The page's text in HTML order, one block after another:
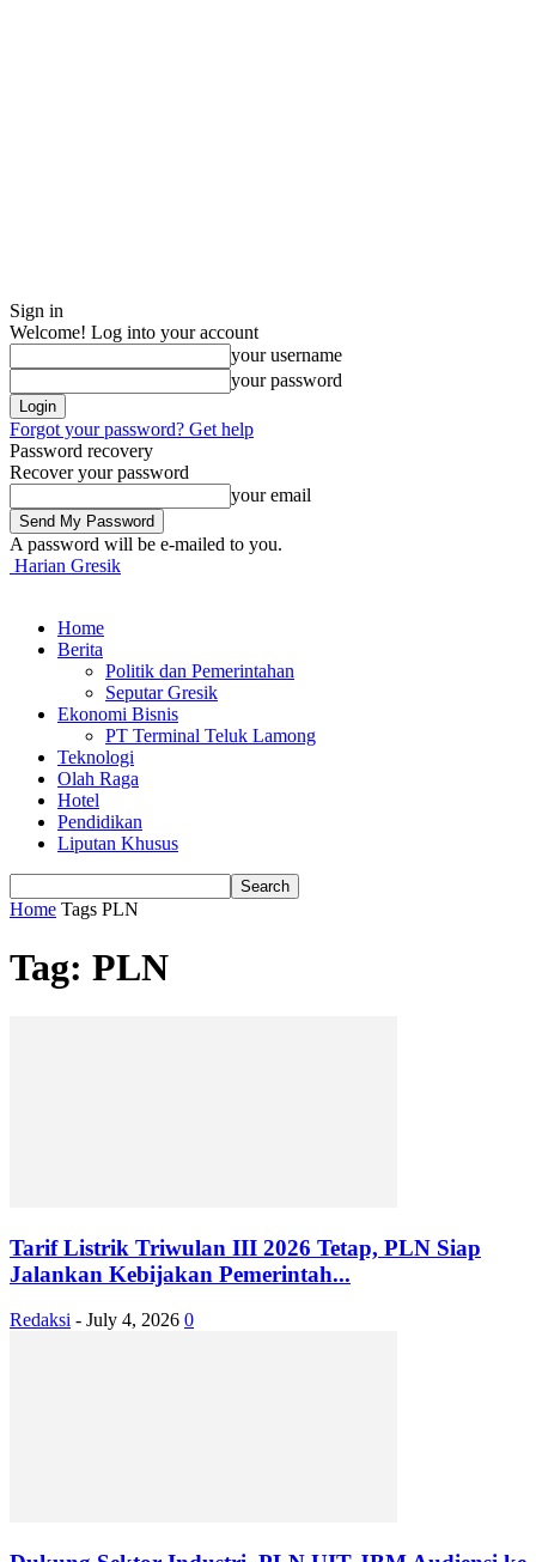
Sign in
Welcome! Log into your account
your username
your password
Forgot your password? Get help
Password recovery
Recover your password
your email
A password will be e-mailed to you.
Harian Gresik
Home
Berita
Politik dan Pemerintahan
Seputar Gresik
Ekonomi Bisnis
PT Terminal Teluk Lamong
Teknologi
Olah Raga
Hotel
Pendidikan
Liputan Khusus
Home Tags PLN
Tag: PLN
Tarif Listrik Triwulan III 2026 Tetap, PLN Siap
Jalankan Kebijakan Pemerintah...
Redaksi - July 4, 2026 0